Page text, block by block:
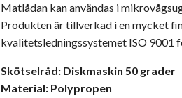
Matlådan kan användas i
Produkten är tillverkad i en mycket
kvalitetsledningssystemet ISO 9001
Skötselråd: Diskmaskin 50 grader
Material: Polypropen